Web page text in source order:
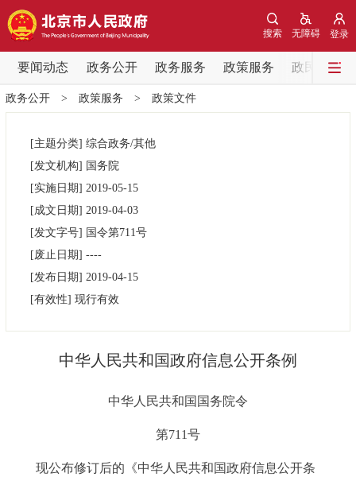
登录
无障碍
搜索
要闻动态 政务公开 政务服务 政策服务 政民互动
要闻动态
党中央精神 国务院信息
北京要闻
政务公开
市领导
政策兑现 政策解读 回应关切
政务公开> 政策服务 > 政策文件
[主题分类] 综合政务/其他
[发文机构] 国务院
[实施日期] 2019-05-15
[成文日期] 2019-04-03
[发文字号] 国令第711号
[废止日期] ----
[发布日期] 2019-04-15
[有效性] 现行有效
中华人民共和国政府信息公开条例
中华人民共和国国务院令
第711号
现公布修订后的《中华人民共和国政府信息公开条